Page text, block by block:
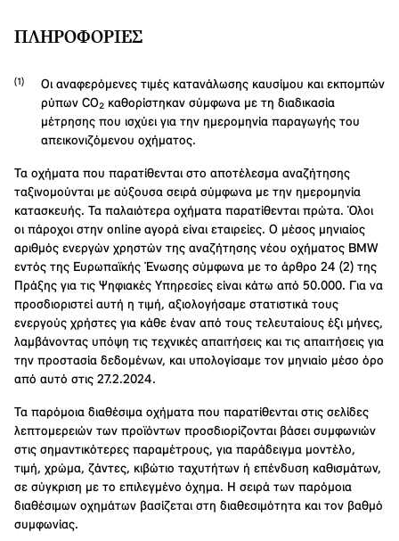
ΠΛΗΡΟΦΟΡΊΕΣ
Οι αναφερόμενες τιμές κατανάλωσης καυσίμου και εκπομπών
ρύπων CO₂ καθορίστηκαν σύμφωνα με τη διαδικασία
μέτρησης που ισχύει για την ημερομηνία παραγωγής του
απεικονιζόμενου οχήματος.
Τα οχήματα που παρατίθενται στο αποτέλεσμα αναζήτησης
ταξινομούνται με αύξουσα σειρά σύμφωνα με την ημερομηνία
κατασκευής. Τα παλαιότερα οχήματα παρατίθενται πρώτα. Όλοι
οι πάροχοι στην online αγορά είναι εταιρείες. Ο μέσος μηνιαίος
αριθμός ενεργών χρηστών της αναζήτησης νέου οχήματος BMW
εντός της Ευρωπαϊκής Ένωσης σύμφωνα με το άρθρο 24 (2) της
Πράξης για τις Ψηφιακές Υπηρεσίες είναι κάτω από 50.000. Για να
προσδιοριστεί αυτή η τιμή, αξιολογήσαμε στατιστικά τους
ενεργούς χρήστες για κάθε έναν από τους τελευταίους έξι μήνες,
λαμβάνοντας υπόψη τις τεχνικές απαιτήσεις και τις απαιτήσεις για
την προστασία δεδομένων, και υπολογίσαμε τον μηνιαίο μέσο όρο
από αυτό στις 27.2.2024.
Τα παρόμοια διαθέσιμα οχήματα που παρατίθενται στις σελίδες
λεπτομερειών των προϊόντων προσδιορίζονται βάσει συμφωνιών
στις σημαντικότερες παραμέτρους, για παράδειγμα μοντέλο,
τιμή, χρώμα, ζάντες, κιβώτιο ταχυτήτων ή επένδυση καθισμάτων,
σε σύγκριση με το επιλεγμένο όχημα. Η σειρά των παρόμοια
διαθέσιμων οχημάτων βασίζεται στη διαθεσιμότητα και τον βαθμό
συμφωνίας.